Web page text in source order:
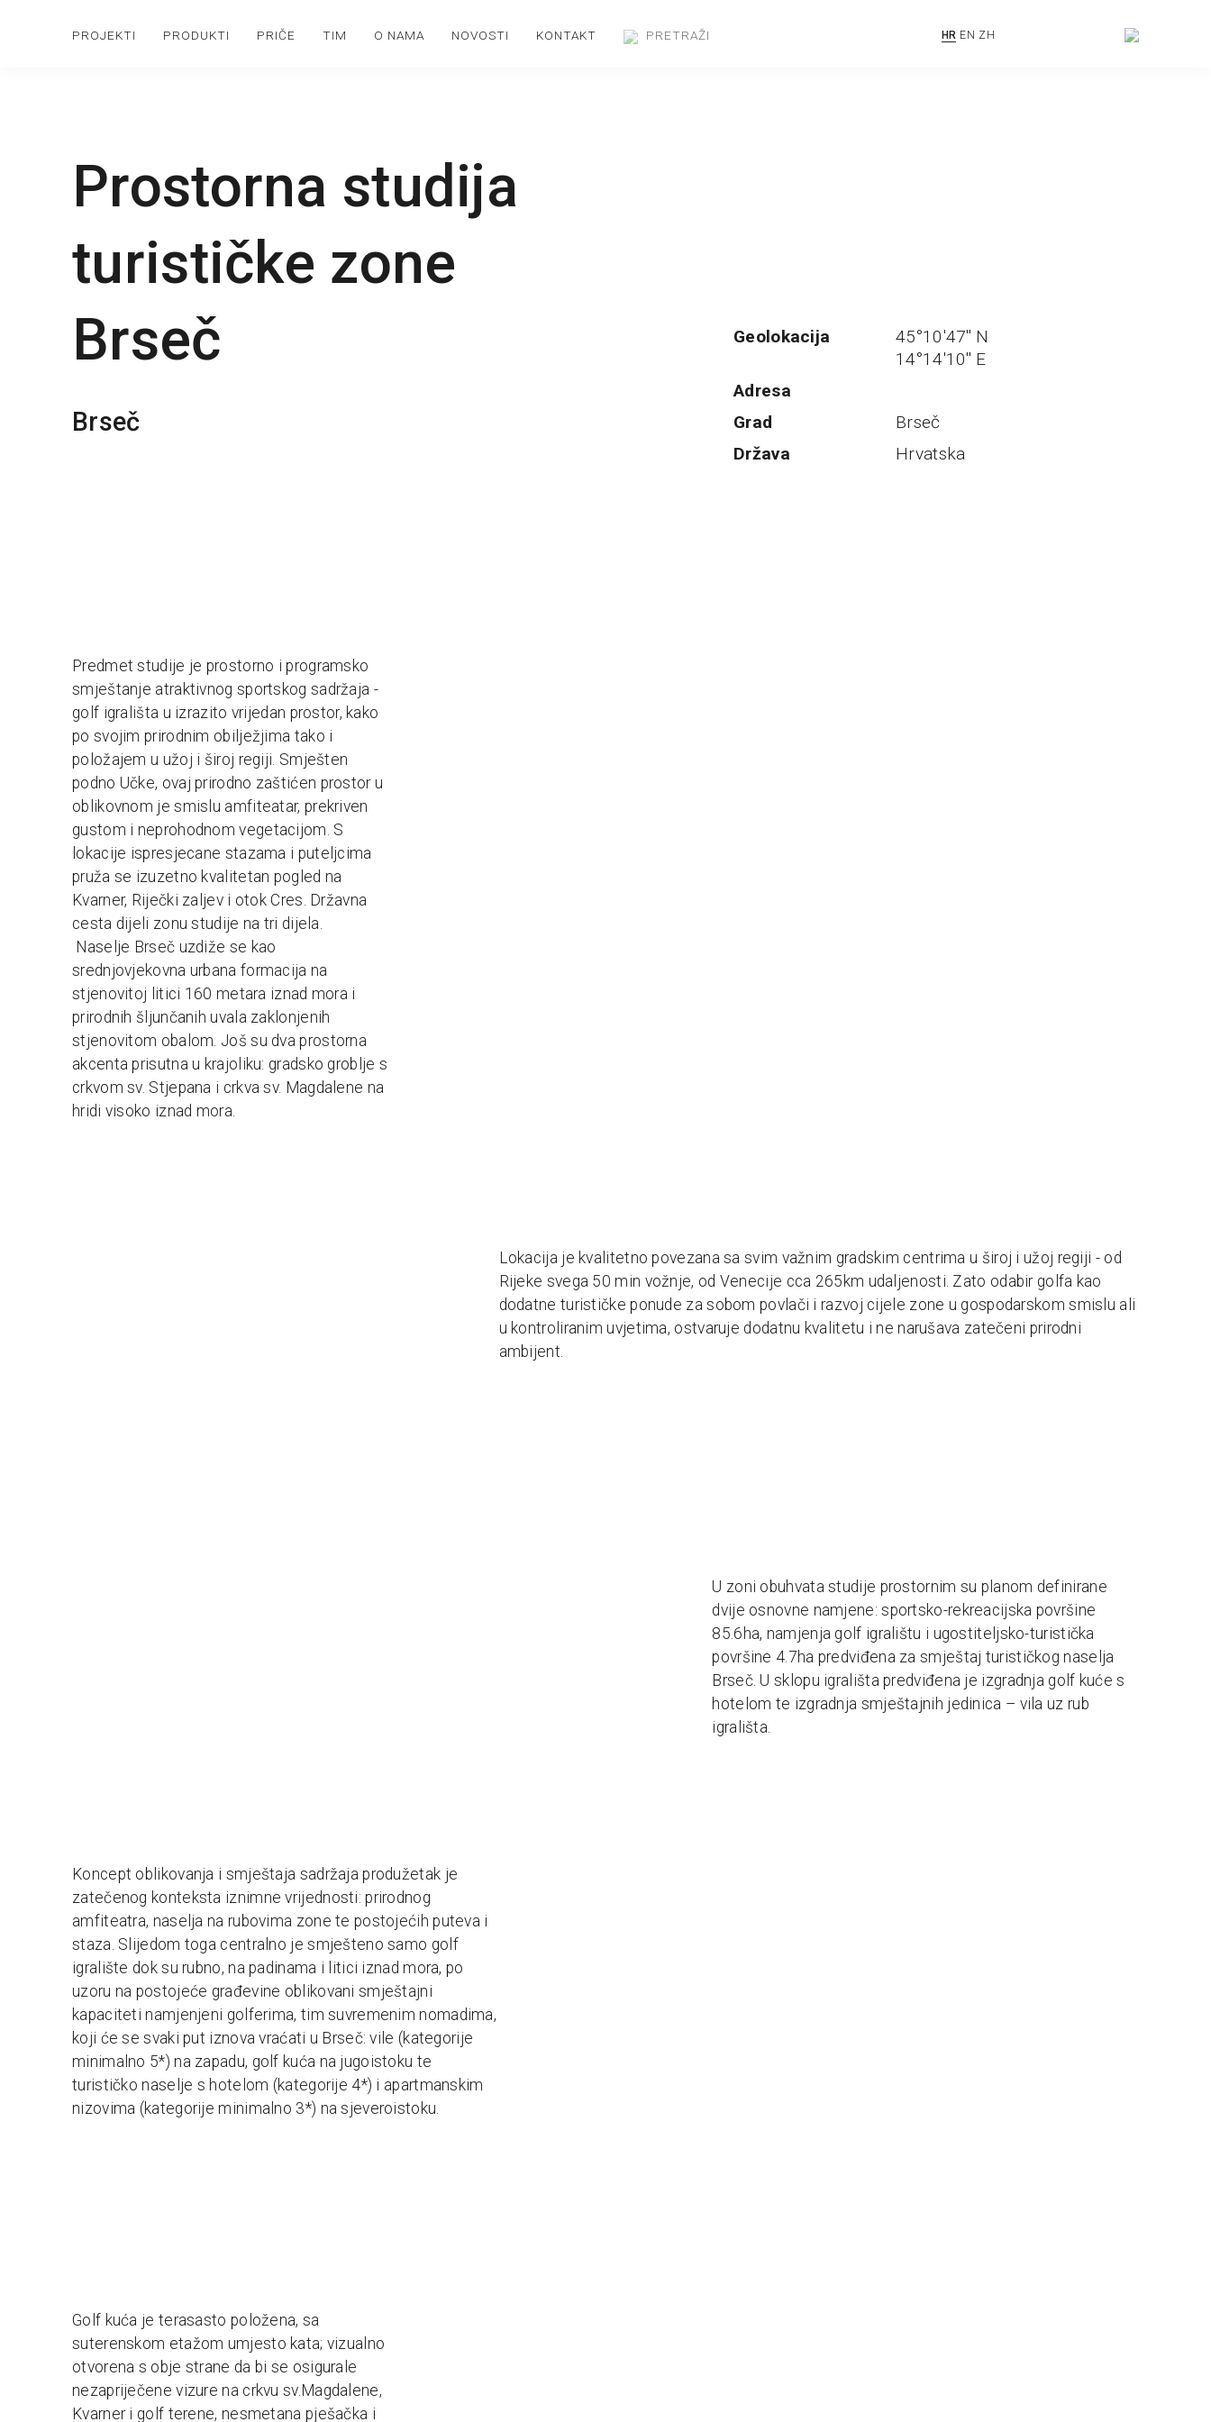
PROJEKTI PRODUKTI PRIČE TIM O NAMA NOVOSTI KONTAKT HR EN ZH
Prostorna studija
turističke zone
Brseč
Brseč
Geolokacija
45°10'47'' N
14°14'10'' E
Adresa
Grad
Brseč
Država
Hrvatska
Predmet studije je prostorno i programsko
smještanje atraktivnog sportskog sadržaja -
golf igrališta u izrazito vrijedan prostor, kako
po svojim prirodnim obilježjima tako i
položajem u užoj i široj regiji. Smješten
podno Učke, ovaj prirodno zaštićen prostor u
oblikovnom je smislu amfiteatar, prekriven
gustom i neprohodnom vegetacijom. S
lokacije ispresjecane stazama i puteljcima
pruža se izuzetno kvalitetan pogled na
Kvarner, Riječki zaljev i otok Cres. Državna
cesta dijeli zonu studije na tri dijela.
Naselje Brseč uzdiže se kao
srednjovjekovna urbana formacija na
stjenovitoj litici 160 metara iznad mora i
prirodnih šljunčanih uvala zaklonjenih
stjenovitom obalom. Još su dva prostorna
akcenta prisutna u krajoliku: gradsko groblje s
crkvom sv. Stjepana i crkva sv. Magdalene na
hridi visoko iznad mora.
Lokacija je kvalitetno povezana sa svim važnim gradskim centrima u široj i užoj regiji - od
Rijeke svega 50 min vožnje, od Venecije cca 265km udaljenosti. Zato odabir golfa kao
dodatne turističke ponude za sobom povlači i razvoj cijele zone u gospodarskom smislu ali
u kontroliranim uvjetima, ostvaruje dodatnu kvalitetu i ne narušava zatečeni prirodni
ambijent.
U zoni obuhvata studije prostornim su planom definirane
dvije osnovne namjene: sportsko-rekreacijska površine
85.6ha, namjenja golf igralištu i ugostiteljsko-turistička
površine 4.7ha predviđena za smještaj turističkog naselja
Brseč. U sklopu igrališta predviđena je izgradnja golf kuće s
hotelom te izgradnja smještajnih jedinica – vila uz rub
igrališta.
Koncept oblikovanja i smještaja sadržaja produžetak je
zatečenog konteksta iznimne vrijednosti: prirodnog
amfiteatra, naselja na rubovima zone te postojećih puteva i
staza. Slijedom toga centralno je smješteno samo golf
igralište dok su rubno, na padinama i litici iznad mora, po
uzoru na postojeće građevine oblikovani smještajni
kapaciteti namjenjeni golferima, tim suvremenim nomadima,
koji će se svaki put iznova vraćati u Brseč: vile (kategorije
minimalno 5*) na zapadu, golf kuća na jugoistoku te
turističko naselje s hotelom (kategorije 4*) i apartmanskim
nizovima (kategorije minimalno 3*) na sjeveroistoku.
Golf kuća je terasasto položena, sa
suterenskom etažom umjesto kata; vizualno
otvorena s obje strane da bi se osigurale
nezapriječene vizure na crkvu sv.Magdalene,
Kvarner i golf terene, nesmetana pješačka i